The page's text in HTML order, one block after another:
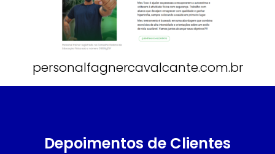
personalfagnercavalcante.com.br
Depoimentos de Clientes